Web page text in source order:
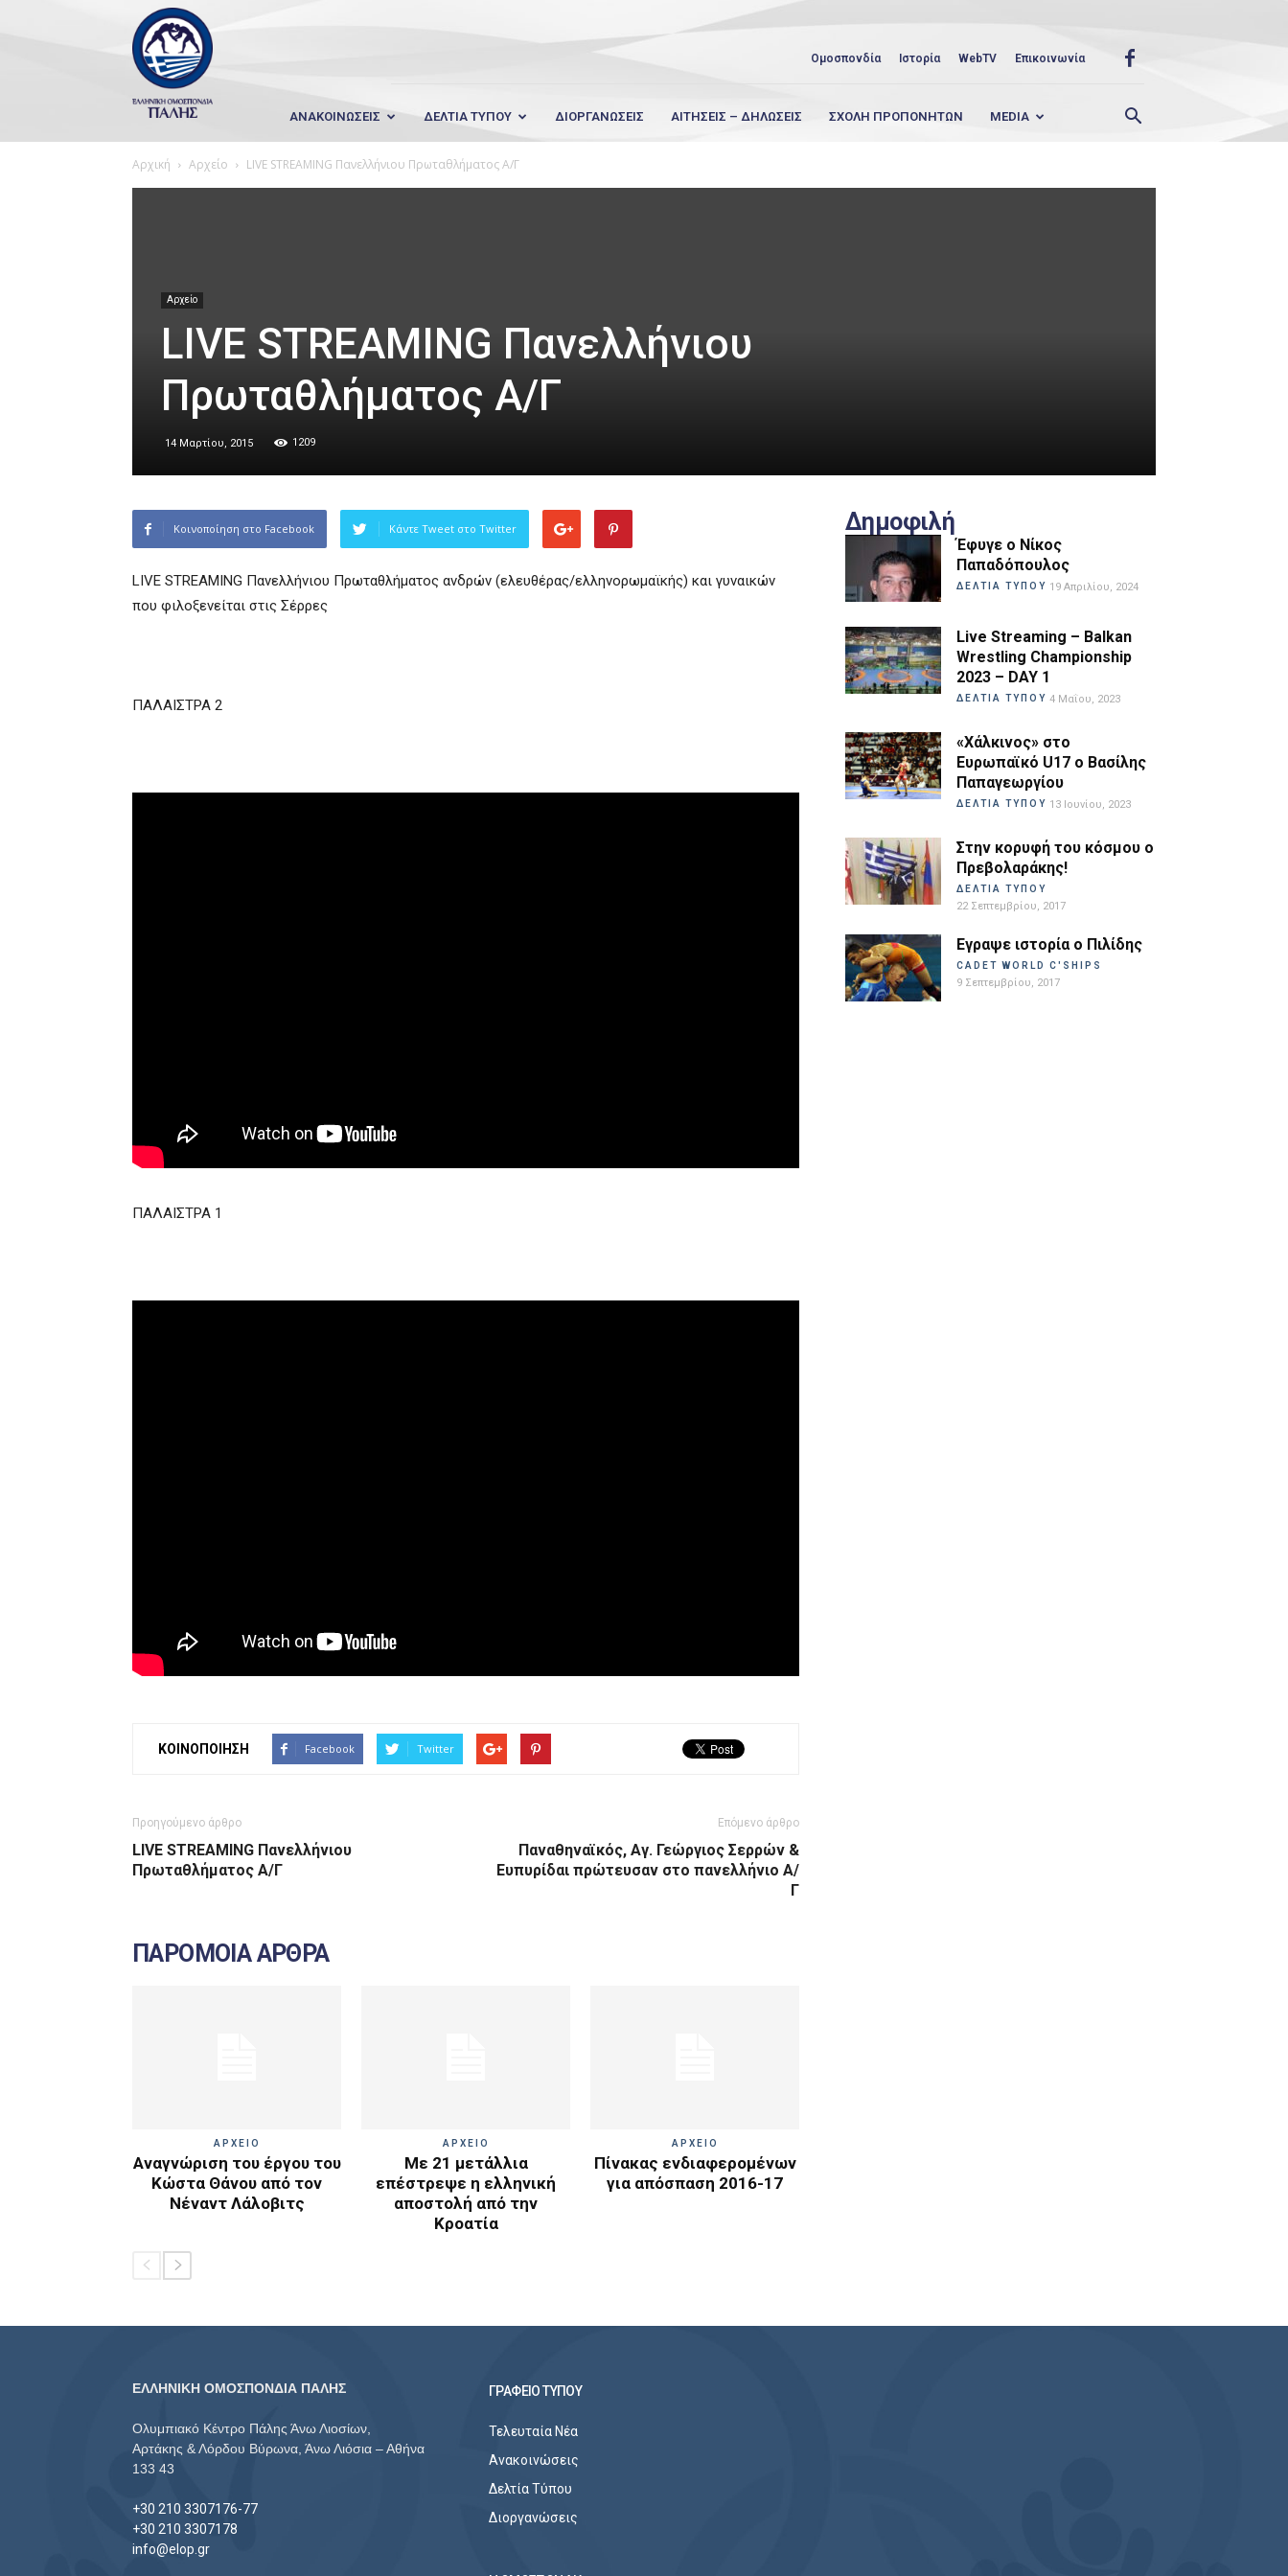
Wrestling
Hellas
Ομοσπονδία Ιστορία WebTV Επικοινωνία
ΑΝΑΚΟΙΝΩΣΕΙΣ ΔΕΛΤΙΑ ΤΥΠΟΥ ΔΙΟΡΓΑΝΩΣΕΙΣ ΑΙΤΗΣΕΙΣ – ΔΗΛΩΣΕΙΣ ΣΧΟΛΗ ΠΡΟΠΟΝΗΤΩΝ MEDIA
Αρχική Αρχείο LIVE STREAMING Πανελλήνιου Πρωταθλήματος Α/Γ
Αρχείο
LIVE STREAMING Πανελλήνιου
Πρωταθλήματος Α/Γ
14 Μαρτίου, 2015 1209
Κοινοποίηση στο Facebook Κάντε Tweet στο Twitter
LIVE STREAMING Πανελλήνιου Πρωταθλήματος ανδρών (ελευθέρας/ελληνορωμαϊκής) και γυναικών
που φιλοξενείται στις Σέρρες
ΠΑΛΑΙΣΤΡΑ 2
ΠΑΛΑΙΣΤΡΑ 1
ΚΟΙΝΟΠΟΙΗΣΗ Facebook Twitter
Προηγούμενο άρθρο
LIVE STREAMING Πανελλήνιου
Πρωταθλήματος Α/Γ
Επόμενο άρθρο
Παναθηναϊκός, Αγ. Γεώργιος Σερρών &
Ευπυρίδαι πρώτευσαν στο πανελλήνιο Α/
Γ
ΠΑΡΟΜΟΙΑ ΑΡΘΡΑ
ΑΡΧΕΙΟ
Αναγνώριση του έργου του
Κώστα Θάνου από τον
Νέναντ Λάλοβιτς
ΑΡΧΕΙΟ
Με 21 μετάλλια
επέστρεψε η ελληνική
αποστολή από την
Κροατία
ΑΡΧΕΙΟ
Πίνακας ενδιαφερομένων
για απόσπαση 2016-17
Δημοφιλή
Έφυγε ο Νίκος
Παπαδόπουλος
ΔΕΛΤΙΑ ΤΥΠΟΥ 19 Απριλίου, 2024
Live Streaming – Balkan
Wrestling Championship
2023 – DAY 1
ΔΕΛΤΙΑ ΤΥΠΟΥ 4 Μαΐου, 2023
«Χάλκινος» στο
Ευρωπαϊκό U17 ο Βασίλης
Παπαγεωργίου
ΔΕΛΤΙΑ ΤΥΠΟΥ 13 Ιουνίου, 2023
Στην κορυφή του κόσμου ο
Πρεβολαράκης!
ΔΕΛΤΙΑ ΤΥΠΟΥ
22 Σεπτεμβρίου, 2017
Εγραψε ιστορία ο Πιλίδης
CADET WORLD C'SHIPS
9 Σεπτεμβρίου, 2017
ΕΛΛΗΝΙΚΗ ΟΜΟΣΠΟΝΔΙΑ ΠΑΛΗΣ
Ολυμπιακό Κέντρο Πάλης Άνω Λιοσίων,
Αρτάκης & Λόρδου Βύρωνα, Άνω Λιόσια – Αθήνα
133 43
+30 210 3307176-77
+30 210 3307178
info@elop.gr
ΓΡΑΦΕΙΟ ΤΥΠΟΥ
Τελευταία Νέα
Ανακοινώσεις
Δελτία Τύπου
Διοργανώσεις